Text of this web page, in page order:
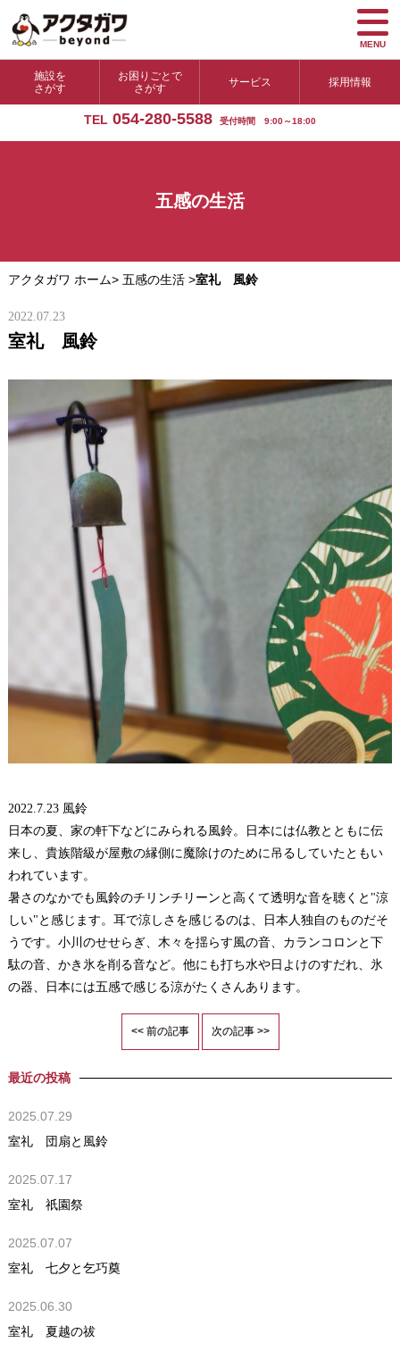
施設を
さがす
お困りごとで
さがす
サービス 採用情報
TEL 054-280-5588 受付時間 9:00～18:00
MENU
五感の生活
アクタガワ ホーム> 五感の生活>室礼 風鈴
2022.07.23
室礼 風鈴
2022.7.23 風鈴
日本の夏、家の軒下などにみられる風鈴。日本には仏教とともに伝
来し、貴族階級が屋敷の縁側に魔除けのために吊るしていたともい
われています。
暑さのなかでも風鈴のチリンチリーンと高くて透明な音を聴くと"涼
しい"と感じます。耳で涼しさを感じるのは、日本人独自のものだそ
うです。小川のせせらぎ、木々を揺らす風の音、カランコロンと下
駄の音、かき氷を削る音など。他にも打ち水や日よけのすだれ、氷
の器、日本には五感で感じる涼がたくさんあります。
<< 前の記事 次の記事 >>
最近の投稿
2025.07.29
室礼 団扇と風鈴
2025.07.17
室礼 祇園祭
2025.07.07
室礼 七夕と乞巧奠
2025.06.30
室礼 夏越の祓